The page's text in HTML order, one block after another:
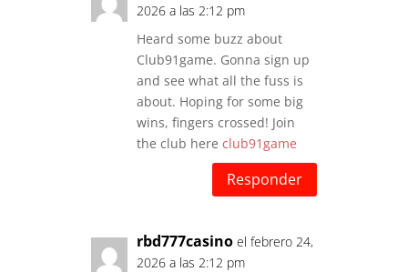
2026 a las 2:12 pm
Heard some buzz about
Club91game. Gonna sign up
and see what all the fuss is
about. Hoping for some big
wins, fingers crossed! Join
the club here club91game
Responder
rbd777casino el febrero 24,
2026 a las 2:12 pm